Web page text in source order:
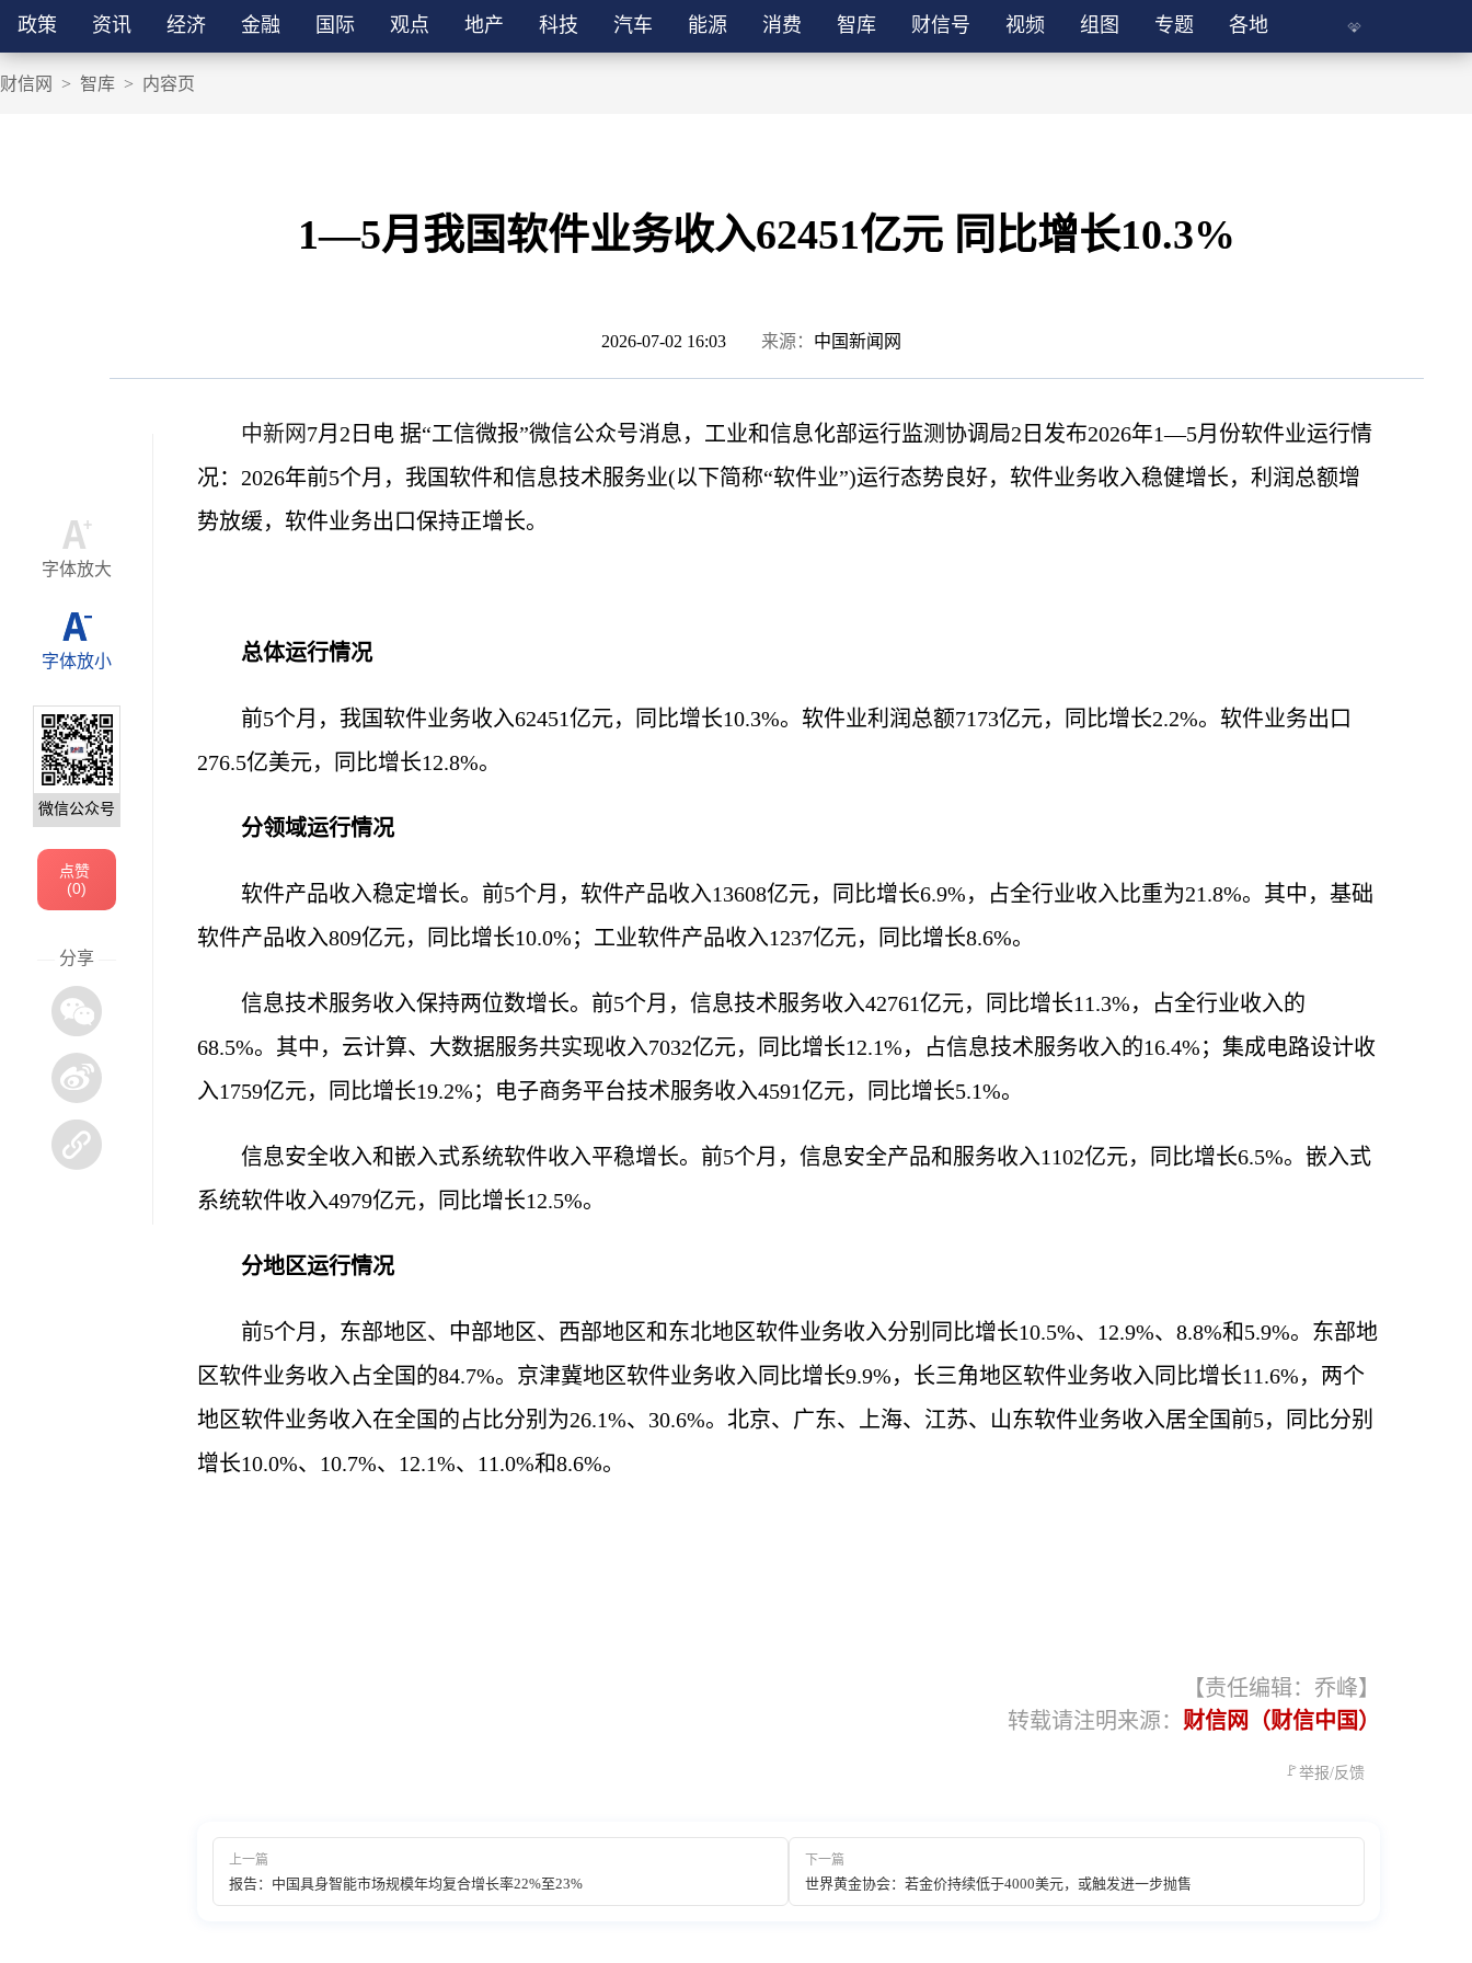
政策 资讯 经济 金融 国际 观点 地产 科技 汽车 能源 消费 智库 财信号 视频 组图 专题 各地
财信网 > 智库 > 内容页
1—5月我国软件业务收入62451亿元 同比增长10.3%
2026-07-02 16:03 来源： 中国新闻网
字体放大
字体放小
微信公众号
点赞
(0)
分享
中新网 7月2日电 据“工信微报”微信公众号消息，工业和信息化部运行监测协调局2日发布2026年1—5月份软件业运行情
况：2026年前5个月，我国软件和信息技术服务业(以下简称“软件业”)运行态势良好，软件业务收入稳健增长，利润总额增
势放缓，软件业务出口保持正增长。
总体运行情况
前5个月，我国软件业务收入62451亿元，同比增长10.3%。软件业利润总额7173亿元，同比增长2.2%。软件业务出口
276.5亿美元，同比增长12.8%。
分领域运行情况
软件产品收入稳定增长。前5个月，软件产品收入13608亿元，同比增长6.9%，占全行业收入比重为21.8%。其中，基础
软件产品收入809亿元，同比增长10.0%；工业软件产品收入1237亿元，同比增长8.6%。
信息技术服务收入保持两位数增长。前5个月，信息技术服务收入42761亿元，同比增长11.3%，占全行业收入的
68.5%。其中，云计算、大数据服务共实现收入7032亿元，同比增长12.1%，占信息技术服务收入的16.4%；集成电路设计收
入1759亿元，同比增长19.2%；电子商务平台技术服务收入4591亿元，同比增长5.1%。
信息安全收入和嵌入式系统软件收入平稳增长。前5个月，信息安全产品和服务收入1102亿元，同比增长6.5%。嵌入式
系统软件收入4979亿元，同比增长12.5%。
分地区运行情况
前5个月，东部地区、中部地区、西部地区和东北地区软件业务收入分别同比增长10.5%、12.9%、8.8%和5.9%。东部地
区软件业务收入占全国的84.7%。京津冀地区软件业务收入同比增长9.9%，长三角地区软件业务收入同比增长11.6%，两个
地区软件业务收入在全国的占比分别为26.1%、30.6%。北京、广东、上海、江苏、山东软件业务收入居全国前5，同比分别
增长10.0%、10.7%、12.1%、11.0%和8.6%。
【责任编辑：乔峰】
转载请注明来源： 财信网（财信中国）
🚩举报/反馈
上一篇
报告：中国具身智能市场规模年均复合增长率22%至23%
下一篇
世界黄金协会：若金价持续低于4000美元，或触发进一步抛售